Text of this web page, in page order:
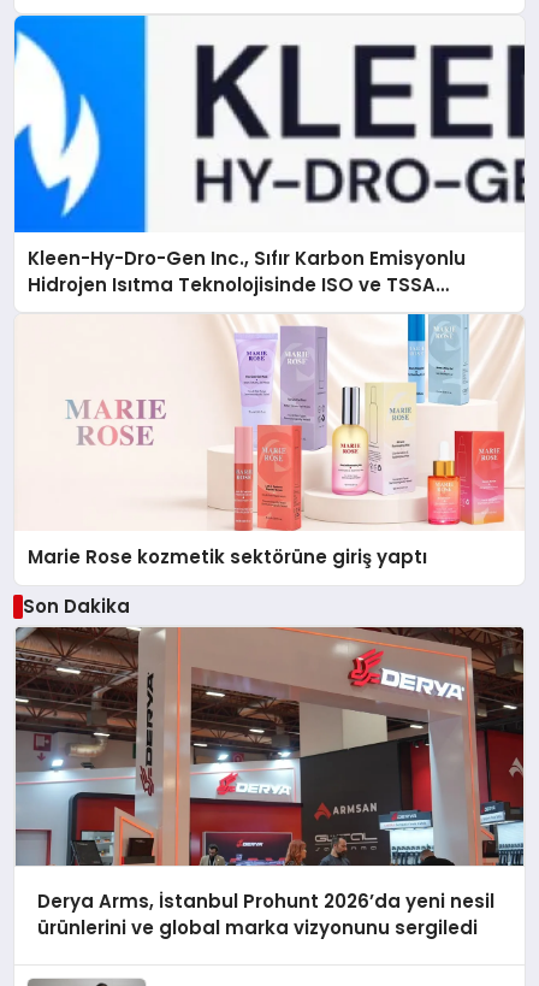
Kleen-Hy-Dro-Gen Inc., Sıfır Karbon Emisyonlu
Hidrojen Isıtma Teknolojisinde ISO ve TSSA
Düzenleyici Onaylarını Aldı
Marie Rose kozmetik sektörüne giriş yaptı
Son Dakika
Derya Arms, İstanbul Prohunt 2026’da yeni nesil
ürünlerini ve global marka vizyonunu sergiledi